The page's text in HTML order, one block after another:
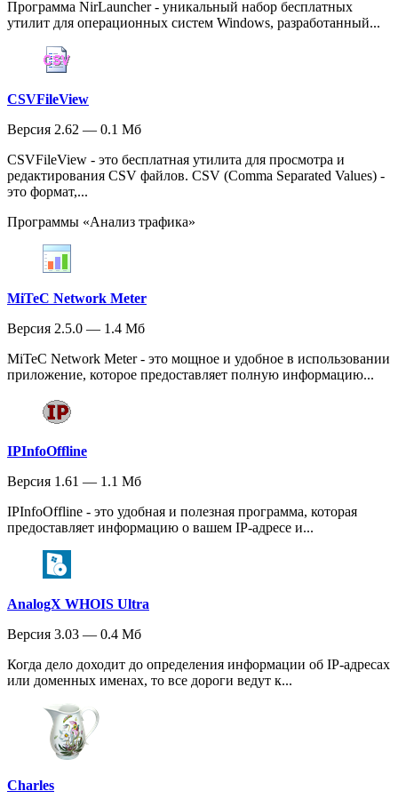
Программа NirLauncher - уникальный набор бесплатных
утилит для операционных систем Windows, разработанный...
CSVFileView
Версия 2.62 — 0.1 Мб
CSVFileView - это бесплатная утилита для просмотра и
редактирования CSV файлов. CSV (Comma Separated Values) -
это формат,...
Программы «Анализ трафика»
MiTeC Network Meter
Версия 2.5.0 — 1.4 Мб
MiTeC Network Meter - это мощное и удобное в использовании
приложение, которое предоставляет полную информацию...
IPInfoOffline
Версия 1.61 — 1.1 Мб
IPInfoOffline - это удобная и полезная программа, которая
предоставляет информацию о вашем IP-адресе и...
AnalogX WHOIS Ultra
Версия 3.03 — 0.4 Мб
Когда дело доходит до определения информации об IP-адресах
или доменных именах, то все дороги ведут к...
Charles